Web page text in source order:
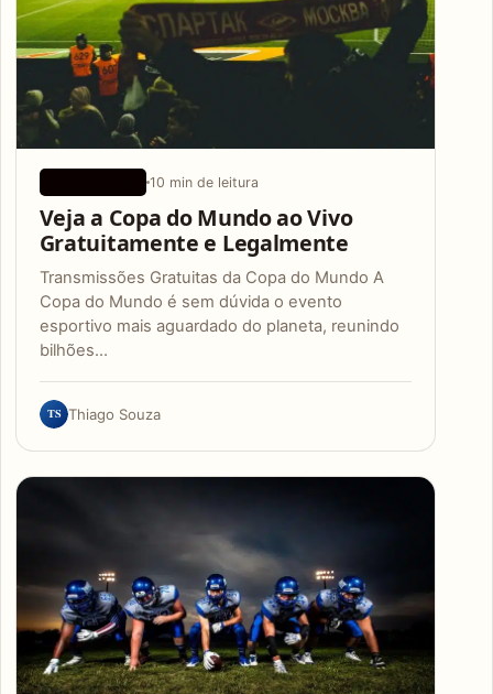
10 min de leitura
Veja a Copa do Mundo ao Vivo
Gratuitamente e Legalmente
Transmissões Gratuitas da Copa do Mundo A
Copa do Mundo é sem dúvida o evento
esportivo mais aguardado do planeta, reunindo
bilhões…
TS Thiago Souza